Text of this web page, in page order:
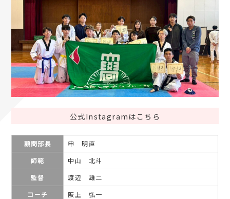
公式Instagramはこちら
顧問部長
申 明直
師範
中山 北斗
監督
渡辺 雄二
コーチ
阪上 弘一